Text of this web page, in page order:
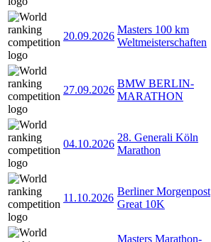
20.09.2026
Masters 100 km
Weltmeisterschaften
27.09.2026
BMW BERLIN-
MARATHON
04.10.2026
28. Generali Köln
Marathon
11.10.2026
Berliner Morgenpost
Great 10K
Masters Marathon-